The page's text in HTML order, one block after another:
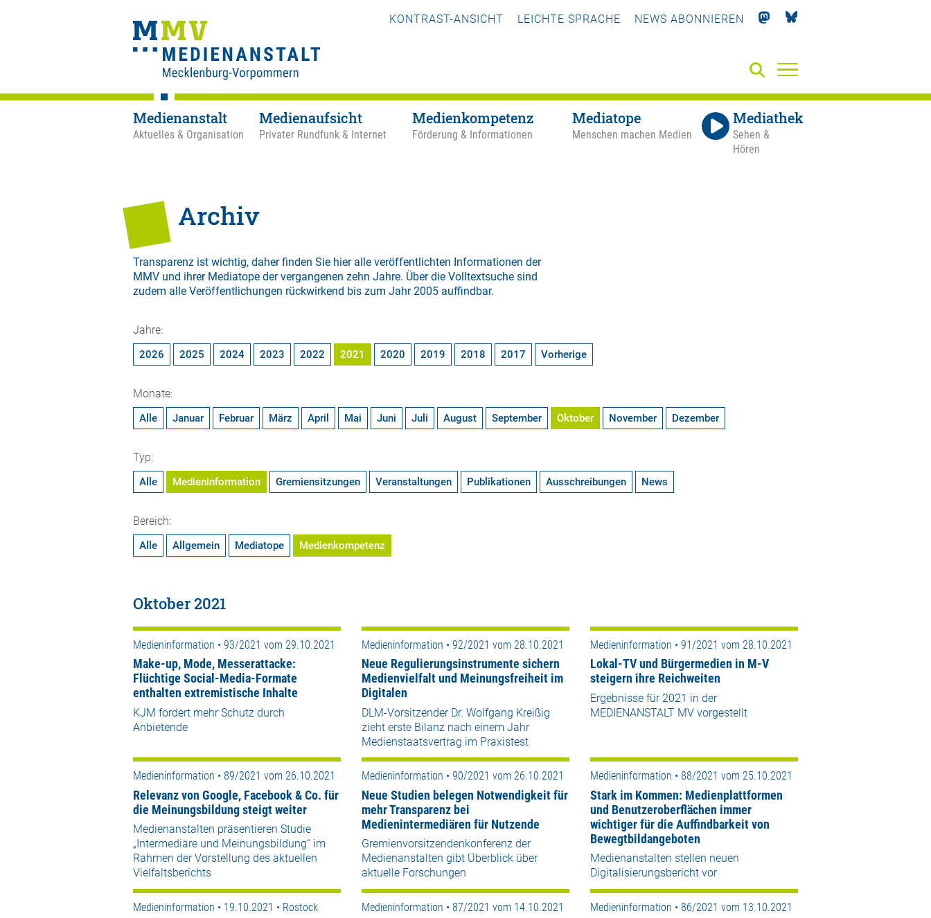
KONTRAST-ANSICHT LEICHTE SPRACHE NEWS ABONNIEREN
Medienanstalt
Aktuelles & Organisation
Medienaufsicht
Privater Rundfunk & Internet
Medienkompetenz
Förderung & Informationen
Mediatope
Menschen machen Medien
Mediathek
Sehen &
Hören
Archiv
Transparenz ist wichtig, daher finden Sie hier alle veröffentlichten Informationen der
MMV und ihrer Mediatope der vergangenen zehn Jahre. Über die Volltextsuche sind
zudem alle Veröffentlichungen rückwirkend bis zum Jahr 2005 auffindbar.
Jahre:
2026 2025 2024 2023 2022 2021 2020 2019 2018 2017 Vorherige
Monate:
Alle Januar Februar März April Mai Juni Juli August September Oktober November Dezember
Typ:
Alle Medieninformation Gremiensitzungen Veranstaltungen Publikationen Ausschreibungen News
Bereich:
Alle Allgemein Mediatope Medienkompetenz
Oktober 2021
Medieninformation • 93/2021 vom 29.10.2021
Make-up, Mode, Messerattacke:
Flüchtige Social-Media-Formate
enthalten extremistische Inhalte
KJM fordert mehr Schutz durch
Anbietende
Medieninformation • 92/2021 vom 28.10.2021
Neue Regulierungsinstrumente sichern
Medienvielfalt und Meinungsfreiheit im
Digitalen
DLM-Vorsitzender Dr. Wolfgang Kreißig
zieht erste Bilanz nach einem Jahr
Medienstaatsvertrag im Praxistest
Medieninformation • 91/2021 vom 28.10.2021
Lokal-TV und Bürgermedien in M-V
steigern ihre Reichweiten
Ergebnisse für 2021 in der
MEDIENANSTALT MV vorgestellt
Medieninformation • 89/2021 vom 26.10.2021
Relevanz von Google, Facebook & Co. für
die Meinungsbildung steigt weiter
Medienanstalten präsentieren Studie
„Intermediäre und Meinungsbildung“ im
Rahmen der Vorstellung des aktuellen
Vielfaltsberichts
Medieninformation • 90/2021 vom 26.10.2021
Neue Studien belegen Notwendigkeit für
mehr Transparenz bei
Medienintermediären für Nutzende
Gremienvorsitzendenkonferenz der
Medienanstalten gibt Überblick über
aktuelle Forschungen
Medieninformation • 88/2021 vom 25.10.2021
Stark im Kommen: Medienplattformen
und Benutzeroberflächen immer
wichtiger für die Auffindbarkeit von
Bewegtbildangeboten
Medienanstalten stellen neuen
Digitalisierungsbericht vor
Medieninformation • 19.10.2021 • Rostock Medieninformation • 87/2021 vom 14.10.2021 Medieninformation • 86/2021 vom 13.10.2021